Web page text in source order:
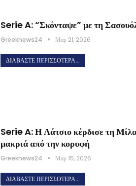
Serie A: “Σκόνταψε” με τη
Greeknews24 Μαρ 21, 2026
ΔΙΑΒΆΣΤΕ ΠΕΡΙΣΣΌΤΕΡΑ...
Serie A: Η Λάτσιο κέρδισε τη
μακριά από την κορυφή
Greeknews24 Μαρ 15, 2026
ΔΙΑΒΆΣΤΕ ΠΕΡΙΣΣΌΤΕΡΑ...